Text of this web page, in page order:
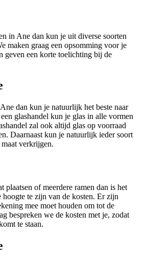
in Ane dan kun je uit diverse soorten
maken graag een opsomming voor je
geven een korte toelichting bij de
dan kun je natuurlijk het beste naar
glashandel kun je glas in alle vormen
zal ook altijd glas op voorraad
Daarnaast kun je natuurlijk ieder soort
verkrijgen.
plaatsen of meerdere ramen dan is het
te zijn van de kosten. Er zijn
mee moet houden om tot de
bespreken we de kosten met je, zodat
te staan.